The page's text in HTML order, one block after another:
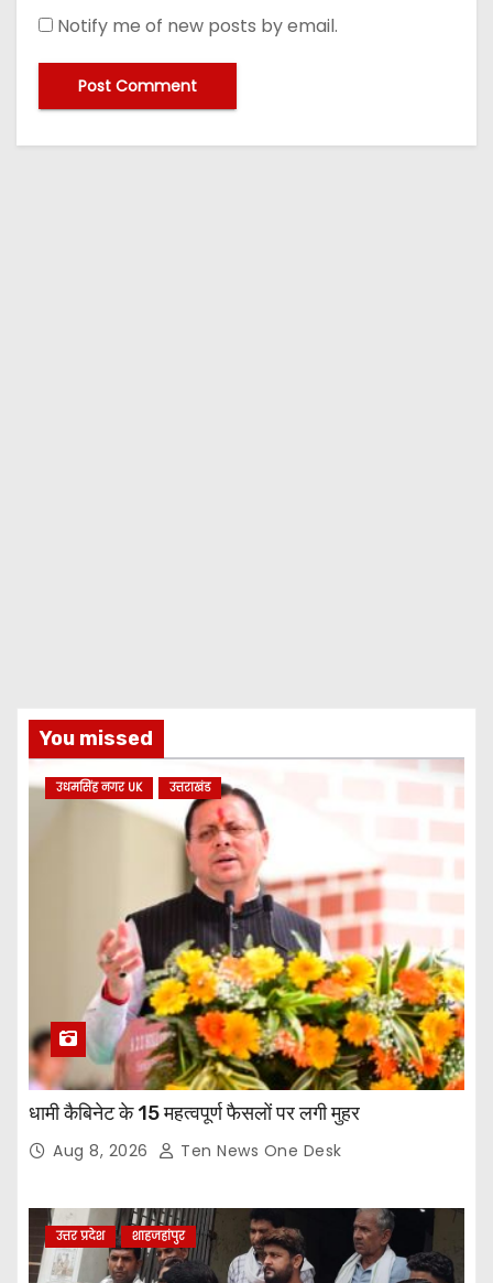
Notify me of new posts by email.
You missed
उधमसिंह नगर UK उत्तराखंड
धामी कैबिनेट के 15 महत्वपूर्ण फैसलों पर लगी मुहर
Aug 8, 2026 Ten News One Desk
उत्तर प्रदेश शाहजहांपुर